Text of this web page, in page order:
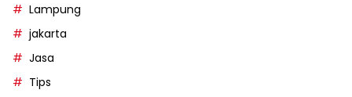
Lampung
jakarta
Jasa
Tips